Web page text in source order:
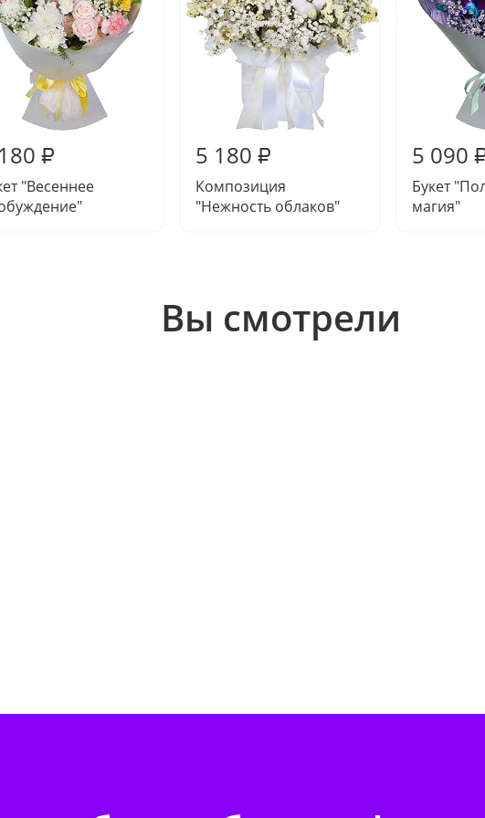
₽
"Весеннее
5 180 ₽
Композиция
"Нежность облаков"
5 090
Букет
магия"
Вы смотрели